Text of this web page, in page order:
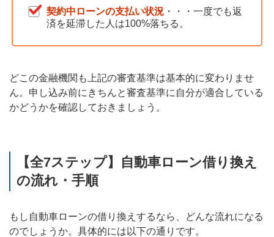
契約中ローンの支払い状況 ・・・一度でも返
済を延滞した人は100%落ちる。
どこの金融機関も上記の審査基準は基本的に変わりませ
ん。申し込み前にきちんと審査基準に自分が適合している
かどうかを確認しておきましょう。
【全7ステップ】自動車ローン借り換え
の流れ・手順
もし自動車ローンの借り換えするなら、どんな流れになる
のでしょうか。具体的には以下の通りです。